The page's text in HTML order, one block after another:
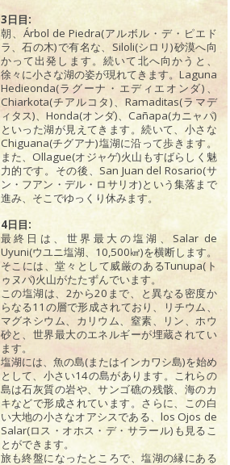
3日目:
朝、Árbol de Piedra(アルボル・デ・ピエド
ラ、石の木)で有名な、Siloli(シロリ)砂漠へ向
かって出発します。続いて北へ向かうと、
徐々に小さな湖の姿が現れてきます。Laguna
Hedieonda(ラグーナ・エディエオンダ)、
Chiarkota(チアルコタ)、Ramaditas(ラマデ
ィタス)、Honda(オンダ)、Cañapa(カニャパ)
といった湖が見えてきます。続いて、小さな
Chiguana(チグアナ)塩湖に沿って歩きます。
また、Ollague(オジャゲ)火山もすばらしく魅
力的です。その後、San Juan del Rosario(サ
ン・フアン・デル・ロサリオ)という集落まで
進み、そこでゆっくり休みます。
4日目:
最終日は、世界最大の塩湖、Salar de
Uyuni(ウユニ塩湖、10,500㎢)を横断します。
そこには、堂々として威厳のあるTunupa(ト
ゥヌパ)火山がたたずんでいます。
この塩湖は、2から20まで、と異なる密度か
らなる11の層で形成されており、リチウム、
マグネシウム、カリウム、窒素、リン、ホウ
砂と、世界最大のエネルギーが埋蔵されてい
ます。
塩湖には、魚の島(またはインカワシ島)を始め
として、小さい14の島があります。これらの
島は石灰質の岩や、サンゴ礁の残骸、海のカ
キなどで形成されています。さらに、この白
い大地の小さなオアシスである、los Ojos de
Salar(ロス・オホス・デ・サラール)も見るこ
とができます。
旅も終盤になったところで、塩湖の縁にある